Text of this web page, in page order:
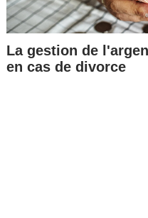
La gestion de
en cas de divorce